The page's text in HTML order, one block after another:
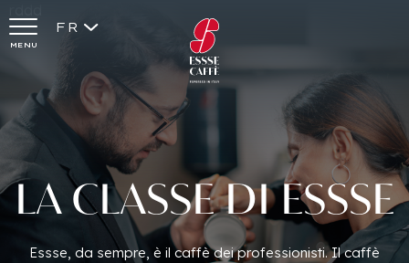
MENU
FR
LACLASSEDIESSSE
Essse, da sempre, è il caffè dei professionisti. Il caffè